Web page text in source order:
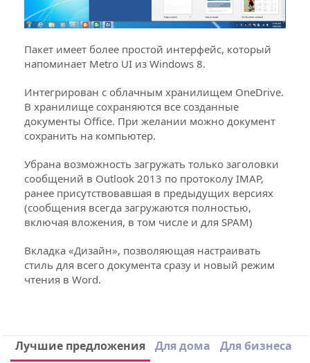
Пакет имеет более простой интерфейс, который
напоминает Metro UI из Windows 8.
Интегрирован с облачным хранилищем OneDrive.
В хранилище сохраняются все созданные
документы Office. При желании можно документ
сохранить на компьютер.
Убрана возможность загружать только заголовки
сообщений в Outlook 2013 по протоколу IMAP,
ранее присутствовавшая в предыдущих версиях
(сообщения всегда загружаются полностью,
включая вложения, в том числе и для SPAM)
Вкладка «Дизайн», позволяющая настраивать
стиль для всего документа сразу и новый режим
чтения в Word.
Производитель
Miсrosoft
Написать отзыв
Лучшие предложения Для дома Для бизнеса